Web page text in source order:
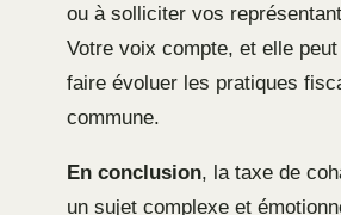
ou à solliciter vos
Votre voix compte, et elle
faire évoluer les pratiques
commune.
En conclusion, la taxe de
un sujet complexe et